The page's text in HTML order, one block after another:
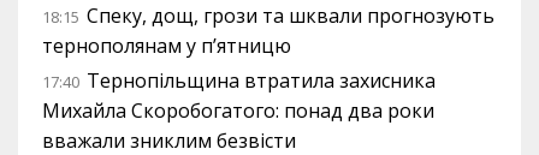
18:15 Спеку, дощ, грози та шквали прогнозують
тернополянам у п’ятницю
17:40 Тернопільщина втратила захисника
Михайла Скоробогатого: понад два роки
вважали зниклим безвісти